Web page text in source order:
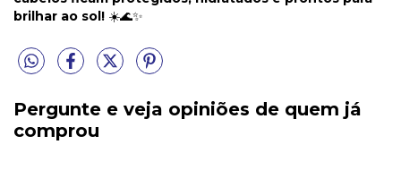
brilhar ao sol! ☀️🌊✨
Pergunte e veja opiniões de quem já
comprou